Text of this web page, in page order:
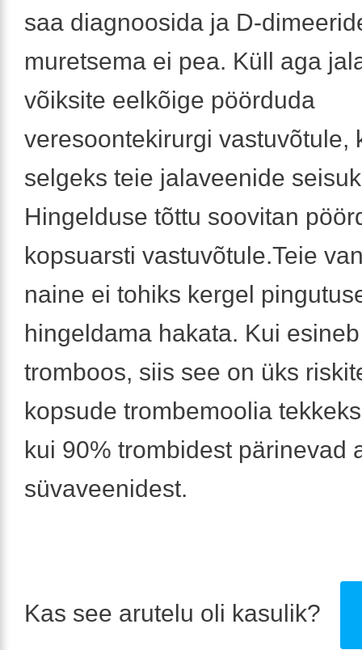
saa diagnoosida ja D-
muretsema ei pea. Küll aga
võiksite eelkõige pöörduda
veresoontekirurgi vastuvõtule,
selgeks teie jalaveenide
Hingelduse tõttu soovitan
kopsuarsti vastuvõtule.Teie
naine ei tohiks kergel
hingeldama hakata. Kui
tromboos, siis see on üks
kopsude trombemoolia
kui 90% trombidest pärinevad
süvaveenidest.
Kas see arutelu oli kasulik?